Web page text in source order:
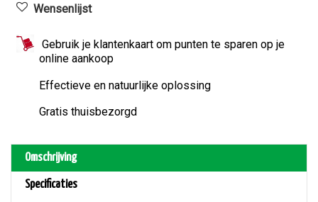
Gebruik je klantenkaart om punten te sparen op je
online aankoop
Effectieve en natuurlijke oplossing
Gratis thuisbezorgd
Omschrijving
Specificaties